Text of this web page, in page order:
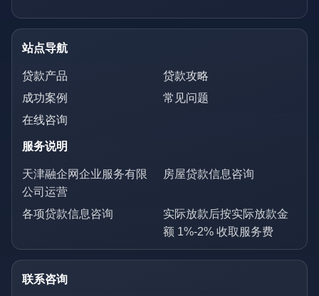
站点导航
贷款产品
贷款攻略
成功案例
常见问题
在线咨询
服务说明
天津融企网企业服务有限
公司运营
房屋贷款信息咨询
各项贷款信息咨询
实际放款后按实际放款金
额 1%-2% 收取服务费
联系咨询